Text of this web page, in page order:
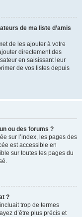
de ma liste d’amis
de les ajouter à votre
directement des
en saisissant leur
de vos listes depuis
ou des forums ?
sur l’index, les pages des
est accessible en
sur toutes les pages du
?
trop de termes
d’être plus précis et